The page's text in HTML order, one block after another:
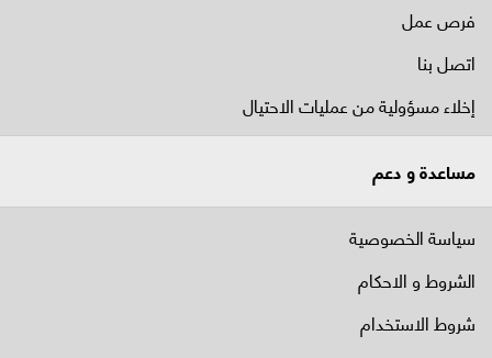
فرص عمل
اتصل بنا
إخلاء مسؤولية من عمليات الاحتيال
مساعدة و دعم
سياسة الخصوصية
الشروط و الاحكام
شروط الاستخدام